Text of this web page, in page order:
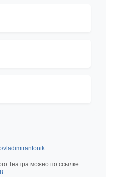
vladimirantonik
Театра можно по ссылке